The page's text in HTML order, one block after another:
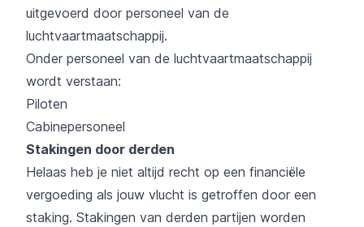
uitgevoerd door personeel van de
luchtvaartmaatschappij.
Onder personeel van de luchtvaartmaatschappij
wordt verstaan:
Piloten
Cabinepersoneel
Stakingen door derden
Helaas heb je niet altijd recht op een financiële
vergoeding als jouw vlucht is getroffen door een
staking. Stakingen van derden partijen worden